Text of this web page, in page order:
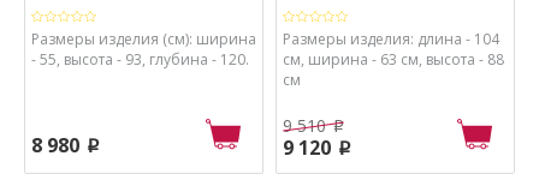
Размеры изделия (см): ширина
- 55, высота - 93, глубина - 120.
8 980 p
Размеры изделия: длина - 104
см, ширина - 63 см, высота - 88
см
9 510 p
9 120 p